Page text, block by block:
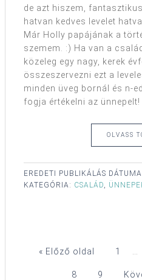
de azt hiszem,
hatvan kedves levelet
Már Holly papájának a
szemem. :) Ha van a
közeleg egy nagy, kerek
összeszervezni ezt a
minden üveg bornál és n-
fogja értékelni az ünnepelt!
OLVASS
EREDETI PUBLIKÁLÁS
KATEGÓRIA: CSALÁD,
« Előző oldal 1
8 9